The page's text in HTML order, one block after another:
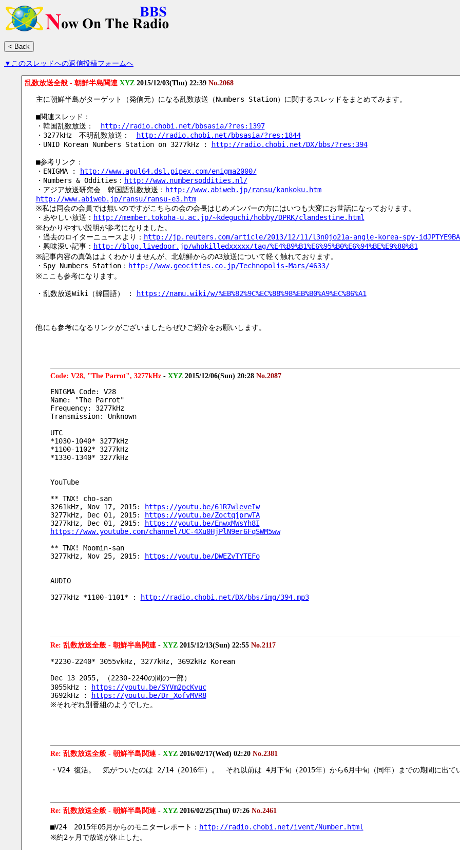
▼このスレッドへの返信投稿フォームへ
乱数放送全般 - 朝鮮半島関連 XYZ 2015/12/03(Thu) 22:39 No.2068
主に朝鮮半島がターゲット（発信元）になる乱数放送（Numbers Station）に関するスレッドをまとめてみます。
■関連スレッド：
・韓国乱数放送：
http://radio.chobi.net/bbsasia/?res:1397
・3277kHz　不明乱数放送：
http://radio.chobi.net/bbsasia/?res:1844
・UNID Korean Numbers Station on 3277kHz :
http://radio.chobi.net/DX/bbs/?res:394
■参考リンク：
・ENIGMA :
http://www.apul64.dsl.pipex.com/enigma2000/
・Numbers & Oddities： http://www.numbersoddities.nl/
・アジア放送研究会　韓国語乱数放送： http://www.abiweb.jp/ransu/kankoku.htm
http://www.abiweb.jp/ransu/ransu-e3.htm
※私は同会の会員では無いのですがこちらの会の会長はじめメンバーの方にはいつも大変にお世話になっております。
・あやしい放送： http://member.tokoha-u.ac.jp/~kdeguchi/hobby/DPRK/clandestine.html
※わかりやすい説明が参考になりました。
・過去のロイターニュースより： http://jp.reuters.com/article/2013/12/11/l3n0jo21a-angle-korea-spy-
・興味深い記事： http://blog.livedoor.jp/whokilledxxxxx/tag/%E4%B9%B1%E6%95%B0%E6%94%BE%E9%80%81
※記事内容の真偽はよくわかりませんが、北朝鮮からのA3放送について軽く触れております。
・Spy Numbers Station： http://www.geocities.co.jp/Technopolis-Mars/4633/
※ここも参考になります。
・乱数放送Wiki（韓国語） : https://namu.wiki/w/%EB%82%9C%EC%88%98%EB%B0%A9%EC%86%A1
他にも参考になるリンクがございましたらぜひご紹介をお願いします。
Code: V28, "The Parrot", 3277kHz - XYZ 2015/12/06(Sun) 20:28 No.2087
ENIGMA Code: V28
Name: "The Parrot"
Frequency: 3277kHz
Transmission: Unknown
UTC
*1030-1040* 3277kHz
*1100-1102* 3277kHz
*1330-1340* 3277kHz
YouTube
** TNX! cho-san
3261kHz, Nov 17, 2015:
https://youtu.be/61R7wleveIw
3277kHz, Dec 01, 2015:
https://youtu.be/ZoctqjprwTA
3277kHz, Dec 01, 2015:
https://youtu.be/EnwxMWsYh8I
https://www.youtube.com/channel/UC-4Xu0HjPlN9er6FqSWM5ww
** TNX! Moomin-san
3277kHz, Nov 25, 2015:
https://youtu.be/DWEZvTYTEFo
AUDIO
3277kHz *1100-1101* :
http://radio.chobi.net/DX/bbs/img/394.mp3
Re: 乱数放送全般 - 朝鮮半島関連- XYZ 2015/12/13(Sun) 22:55 No.2117
*2230-2240* 3055vkHz, 3277kHz, 3692kHz Korean
Dec 13 2055, （2230-2240の間の一部）
3055kHz :
https://youtu.be/SYVm2pcKvuc
3692kHz :
https://youtu.be/Dr_XofvMVR8
※それぞれ別番組のようでした。
Re: 乱数放送全般 - 朝鮮半島関連- XYZ 2016/02/17(Wed) 02:20 No.2381
・V24 復活。　気がついたのは 2/14（2016年）。　それ以前は 4月下旬（2015年）から6月中旬（同年）までの期間に出て
Re: 乱数放送全般 - 朝鮮半島関連- XYZ 2016/02/25(Thu) 07:26 No.2461
■V24　2015年05月からのモニターレポート： http://radio.chobi.net/ivent/Number.html
※約2ヶ月で放送が休止した。